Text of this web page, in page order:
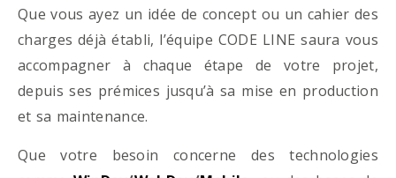
Que vous ayez un idée de concept ou un cahier des
charges déjà établi, l’équipe CODE LINE saura vous
accompagner à chaque étape de votre projet,
depuis ses prémices jusqu’à sa mise en production
et sa maintenance.
Que votre besoin concerne des technologies